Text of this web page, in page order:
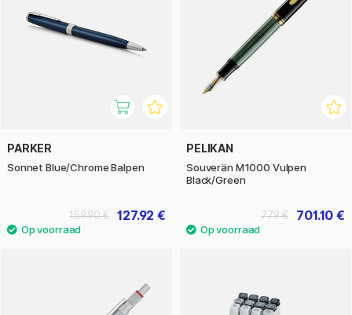
PARKER
Sonnet Blue/Chrome Balpen
127.92 €
159.90 €
PELIKAN
Souverän M1000 Vulpen
Black/Green
701.10 €
779 €